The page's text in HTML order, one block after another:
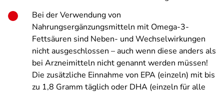
Bei der Verwendung von
Nahrungsergänzungsmitteln mit Omega-3-
Fettsäuren sind Neben- und Wechselwirkungen
nicht ausgeschlossen – auch wenn diese anders als
bei Arzneimitteln nicht genannt werden müssen!
Die zusätzliche Einnahme von EPA (einzeln) mit bis
zu 1,8 Gramm täglich oder DHA (einzeln für alle